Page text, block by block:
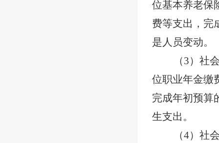
位基本养老保
费等支出，完
是人员变动。
（3）社
位职业年金缴
完成年初预算
生支出。
（4）社